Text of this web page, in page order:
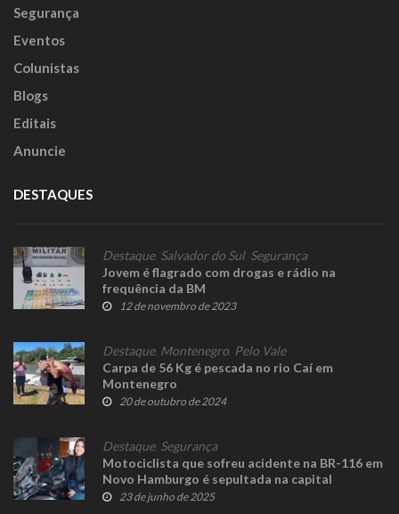
Segurança
Eventos
Colunistas
Blogs
Editais
Anuncie
DESTAQUES
Destaque, Salvador do Sul, Segurança
Jovem é flagrado com drogas e rádio na
frequência da BM
12 de novembro de 2023
Destaque, Montenegro Pelo Vale
Carpa de 56 Kg é pescada no rio Caí em
Montenegro
20 de outubro de 2024
Destaque, Segurança
Motociclista que sofreu acidente na BR-116 em
Novo Hamburgo é sepultada na capital
23 de junho de 2025